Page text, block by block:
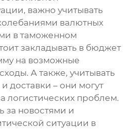
важно учитывать
валютных
в таможенном
закладывать в бюджет
на возможные
А также, учитывать
доставки – они могут
логистических проблем.
за новостями и
ситуации в